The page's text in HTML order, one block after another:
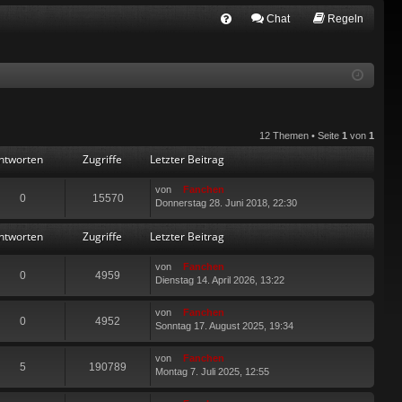
Chat Regeln
12 Themen • Seite 1 von 1
Zugriffe Letzter Beitrag
0 15570
von
Fanchen
Donnerstag 28. Juni 2018, 22:30
Zugriffe Letzter Beitrag
0 4959
von
Fanchen
Dienstag 14. April 2026, 13:22
0 4952
von
Fanchen
Sonntag 17. August 2025, 19:34
5 190789
von
Fanchen
Montag 7. Juli 2025, 12:55